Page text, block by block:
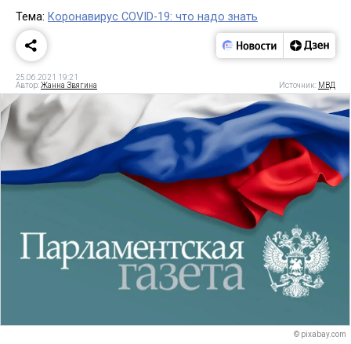
Тема: Коронавирус COVID-19: что надо знать
25.06.2021 19:21
Автор:Жанна Звягина Источник: МВД
© pixabay.com